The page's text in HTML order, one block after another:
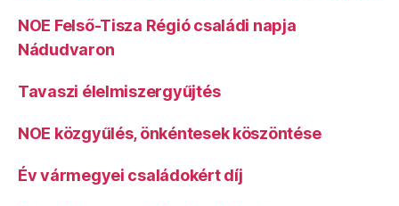
NOE Felső-Tisza Régió családi napja
Nádudvaron
Tavaszi élelmiszergyűjtés
NOE közgyűlés, önkéntesek köszöntése
Év vármegyei családokért díj